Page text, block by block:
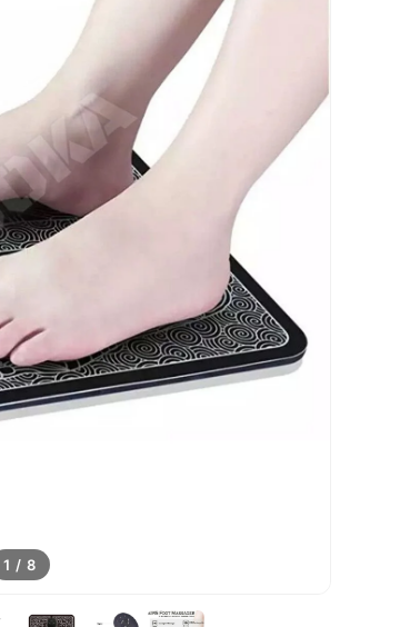
1 / 8